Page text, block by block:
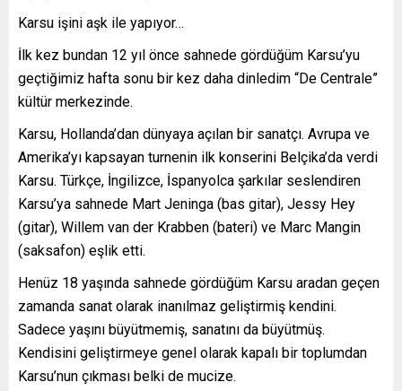
Karsu işini aşk ile yapıyor…
İlk kez bundan 12 yıl önce sahnede gördüğüm Karsu’yu
geçtiğimiz hafta sonu bir kez daha dinledim “De Centrale”
kültür merkezinde.
Karsu, Hollanda’dan dünyaya açılan bir sanatçı. Avrupa ve
Amerika’yı kapsayan turnenin ilk konserini Belçika’da verdi
Karsu. Türkçe, İngilizce, İspanyolca şarkılar seslendiren
Karsu’ya sahnede Mart Jeninga (bas gitar), Jessy Hey
(gitar), Willem van der Krabben (bateri) ve Marc Mangin
(saksafon) eşlik etti.
Henüz 18 yaşında sahnede gördüğüm Karsu aradan geçen
zamanda sanat olarak inanılmaz geliştirmiş kendini.
Sadece yaşını büyütmemiş, sanatını da büyütmüş.
Kendisini geliştirmeye genel olarak kapalı bir toplumdan
Karsu’nun çıkması belki de mucize.